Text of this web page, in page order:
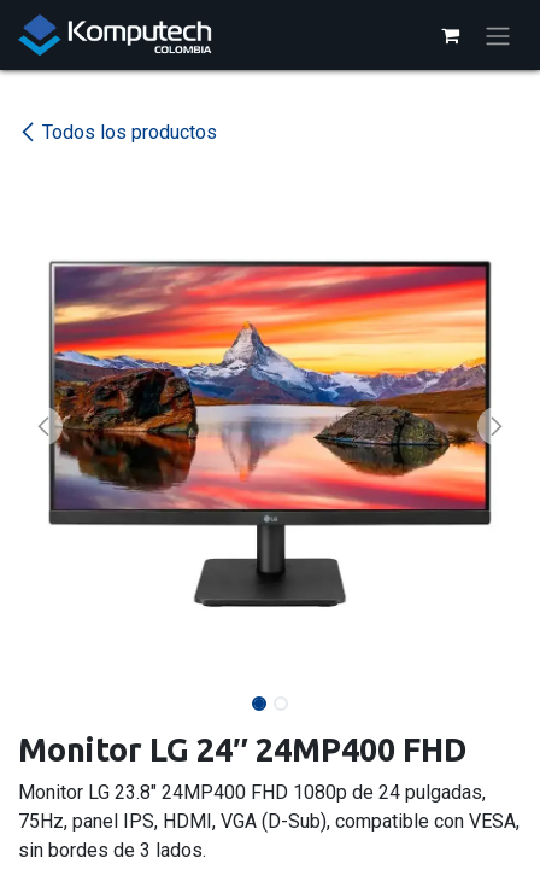
Ir al contenido
Todos los productos
Monitor LG 24″ 24MP400 FHD
Monitor LG 23.8″ 24MP400 FHD 1080p de 24 pulgadas,
75Hz, panel IPS, HDMI, VGA (D-Sub), compatible con VESA,
sin bordes de 3 lados.